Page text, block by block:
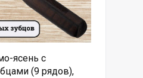
ясень с
(9 рядов),